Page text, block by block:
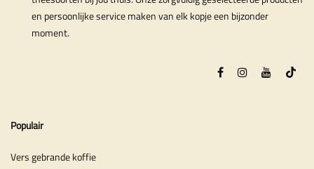
en persoonlijke service maken van elk kopje een bijzonder
moment.
Populair
Vers gebrande koffie